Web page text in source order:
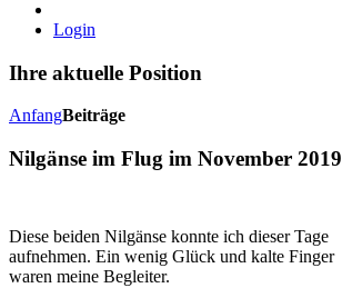
Login
Ihre aktuelle Position
AnfangBeiträge
Nilgänse im Flug im November 2019
Diese beiden Nilgänse konnte ich dieser Tage
aufnehmen. Ein wenig Glück und kalte Finger
waren meine Begleiter.